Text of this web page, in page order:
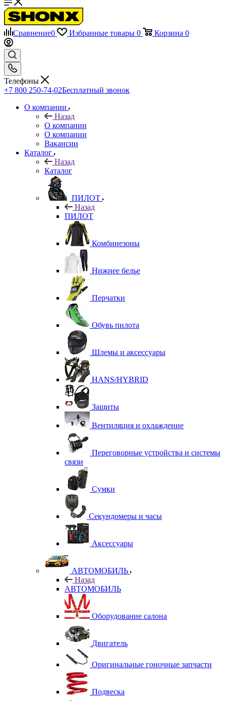
Сравнение0 Избранные товары 0 Корзина 0
Телефоны
+7 800 250-74-02Бесплатный звонок
О компании
Назад
О компании
О компании
Вакансии
Каталог
Назад
Каталог
ПИЛОТ
Назад
ПИЛОТ
Комбинезоны
Нижнее белье
Перчатки
Обувь пилота
Шлемы и аксессуары
HANS/HYBRID
Защиты
Вентиляция и охлаждение
Переговорные устройства и системы
связи
Сумки
Секундомеры и часы
Аксессуары
АВТОМОБИЛЬ
Назад
АВТОМОБИЛЬ
Оборудование салона
Двигатель
Оригинальные гоночные запчасти
Подвеска